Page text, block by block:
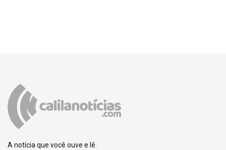
A notícia que você ouve e lê.